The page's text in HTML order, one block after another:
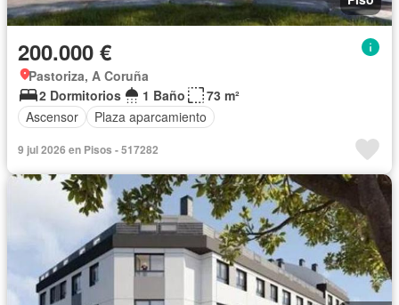
200.000 €
Pastoriza, A Coruña
2 Dormitorios
1 Baño
73 m²
Ascensor
Plaza aparcamiento
9 jul 2026 en Pisos - 517282